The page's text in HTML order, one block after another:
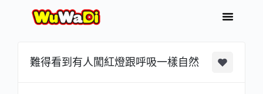
難得看到有人闖紅燈跟呼吸一樣自然